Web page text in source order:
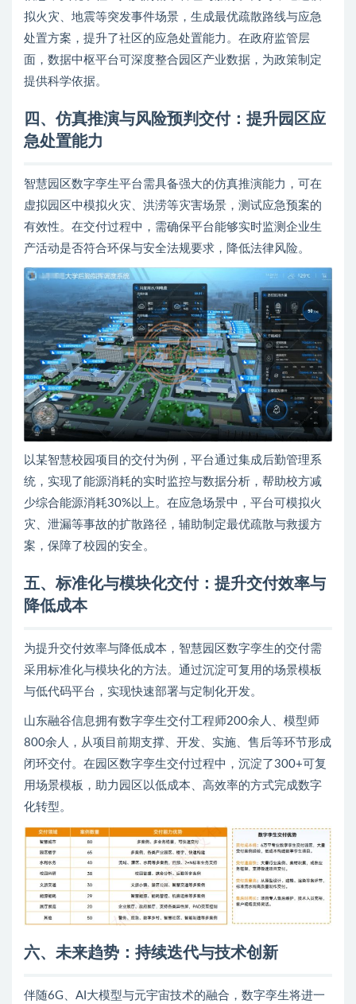
拟火灾、地震等突发事件场景，生成最优疏散路线与应急
处置方案，提升了社区的应急处置能力。在政府监管层
面，数据中枢平台可深度整合园区产业数据，为政策制定
提供科学依据。
四、仿真推演与风险预判交付：提升园区应
急处置能力
智慧园区数字孪生平台需具备强大的仿真推演能力，可在
虚拟园区中模拟火灾、洪涝等灾害场景，测试应急预案的
有效性。在交付过程中，需确保平台能够实时监测企业生
产活动是否符合环保与安全法规要求，降低法律风险。
以某智慧校园项目的交付为例，平台通过集成后勤管理系
统，实现了能源消耗的实时监控与数据分析，帮助校方减
少综合能源消耗30%以上。在应急场景中，平台可模拟火
灾、泄漏等事故的扩散路径，辅助制定最优疏散与救援方
案，保障了校园的安全。
五、标准化与模块化交付：提升交付效率与
降低成本
为提升交付效率与降低成本，智慧园区数字孪生的交付需
采用标准化与模块化的方法。通过沉淀可复用的场景模板
与低代码平台，实现快速部署与定制化开发。
山东融谷信息拥有数字孪生交付工程师200余人、模型师
800余人，从项目前期支撑、开发、实施、售后等环节形成
闭环交付。在园区数字孪生交付过程中，沉淀了300+可复
用场景模板，助力园区以低成本、高效率的方式完成数字
化转型。
六、未来趋势：持续迭代与技术创新
伴随6G、AI大模型与元宇宙技术的融合，数字孪生将进一